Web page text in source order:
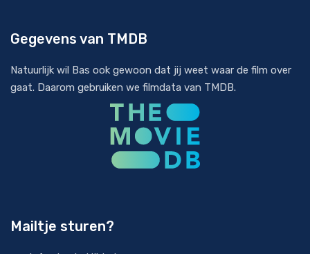
Gegevens van TMDB
Natuurlijk wil Bas ook gewoon dat jij weet waar de film over
gaat. Daarom gebruiken we filmdata van TMDB.
Mailtje sturen?